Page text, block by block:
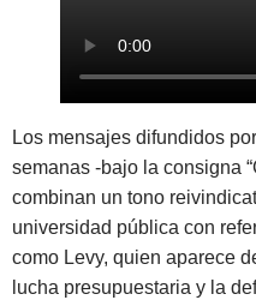
Los mensajes difundidos
semanas -bajo la consigna
combinan un tono
universidad pública con
como Levy, quien aparece
lucha presupuestaria y la